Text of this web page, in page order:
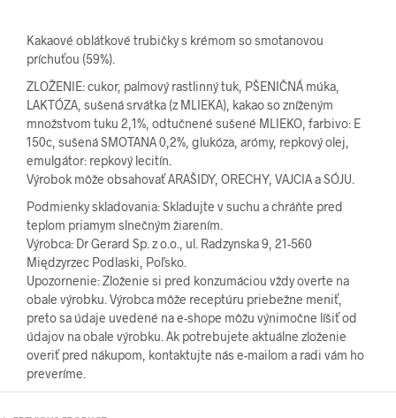
Kakaové oblátkové trubičky s krémom so smotanovou
príchuťou (59%).
ZLOŽENIE: cukor, palmový rastlinný tuk, PŠENIČNÁ múka,
LAKTÓZA, sušená srvátka (z MLIEKA), kakao so zníženým
množstvom tuku 2,1%, odtučnené sušené MLIEKO, farbivo: E
150c, sušená SMOTANA 0,2%, glukóza, arómy, repkový olej,
emulgátor: repkový lecitín.
Výrobok môže obsahovať ARAŠIDY, ORECHY, VAJCIA a SÓJU.
Podmienky skladovania: Skladujte v suchu a chráňte pred
teplom priamym slnečným žiarením.
Výrobca: Dr Gerard Sp. z o.o., ul. Radzynska 9, 21-560
Międzyrzec Podlaski, Poľsko.
Upozornenie: Zloženie si pred konzumáciou vždy overte na
obale výrobku. Výrobca môže receptúru priebežne meniť,
preto sa údaje uvedené na e-shope môžu výnimočne líšiť od
údajov na obale výrobku. Ak potrebujete aktuálne zloženie
overiť pred nákupom, kontaktujte nás e-mailom a radi vám ho
preveríme.